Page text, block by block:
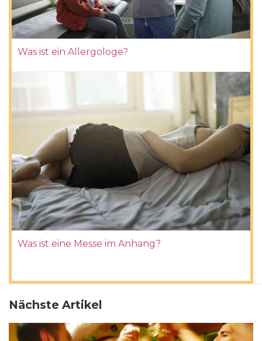
Was ist ein Allergologe?
Was ist eine Messe im Anhang?
Nächste Artikel